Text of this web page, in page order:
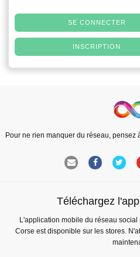
SE CONNECTER
INSCRIPTION
Pour ne rien manquer du réseau, pensez
Téléchargez
L'application mobile du réseau
Corse est disponible sur les stores.